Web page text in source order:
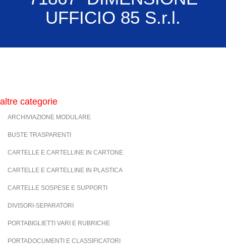
UFFICIO 85 S.r.l.
altre categorie
ARCHIVIAZIONE MODULARE
BUSTE TRASPARENTI
CARTELLE E CARTELLINE IN CARTONE
CARTELLE E CARTELLINE IN PLASTICA
CARTELLE SOSPESE E SUPPORTI
DIVISORI-SEPARATORI
PORTABIGLIETTI VARI E RUBRICHE
PORTADOCUMENTI E CLASSIFICATORI